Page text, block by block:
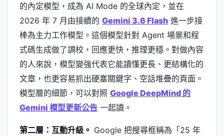
的內定模型，成為 AI Mode 的全球內定，並在
2026 年 7 月由接續的 Gemini 3.6 Flash 進一步接
棒為主力工作模型。這個模型針對 Agent 場景和程
式碼生成做了調校，回應更快，推理更穩。對做內容
的人來說，模型變強代表它能讀懂更長、更結構化的
文章，也更容易抓出硬塞關鍵字、空話堆疊的頁面。
模型層的細節，可以對照 Google DeepMind 的
Gemini 模型更新公告 一起讀。
第二層：互動升級。 Google 把搜尋框稱為「25 年